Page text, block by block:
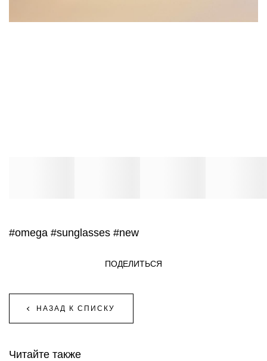
#omega #sunglasses #new
НАЗАД К СПИСКУ
ПОДЕЛИТЬСЯ
Читайте также